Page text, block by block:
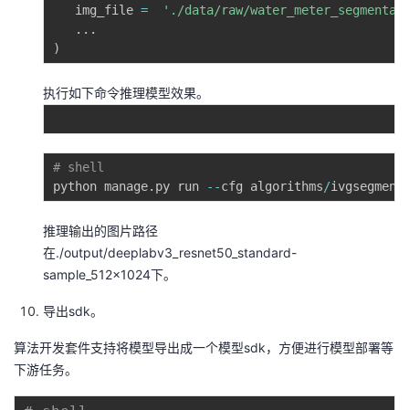
   img_file
=
'./data/raw/
. . .
)
执行如下命令推理模型效果。
# shell
python manage. py run - -cfg algorithms/
推理输出的图片路径
在./output/deeplabv3_resnet50_standard-
sample_512x1024下。
导出sdk。
算法开发套件支持将模型导出成一个模型sdk，方便进行模型部署等
下游任务。